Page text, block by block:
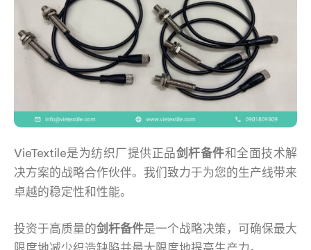
VieTextile是为纺织厂提供正品剑杆备件和全面技术解
决方案的战略合作伙伴。我们致力于为您的生产线带来
卓越的稳定性和性能。
投资于高质量的剑杆备件是一个战略决策，可确保最大